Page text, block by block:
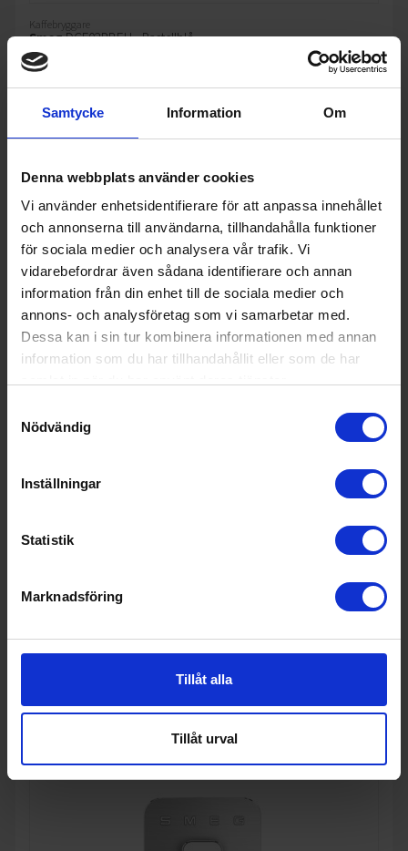
Samtycke Information Om
Denna webbplats använder cookies
Vi använder enhetsidentifierare för att anpassa innehållet
och annonserna till användarna, tillhandahålla funktioner
för sociala medier och analysera vår trafik. Vi
vidarebefordrar även sådana identifierare och annan
information från din enhet till de sociala medier och
annons- och analysföretag som vi samarbetar med.
Dessa kan i sin tur kombinera informationen med annan
information som du har tillhandahållit eller som de har
Nödvändig
Inställningar
Statistik
Marknadsföring
Tillåt alla
Tillåt urval
Kaffebryggare
SmegDCF02PBEU - Pastellblå
Droppstopp (Ja/Nej): Ja
2 495:-
KÖP
Kaffebryggare
Kapacitet (l): 1.4
Droppstopp (Ja/Nej): Ja
2 495:-